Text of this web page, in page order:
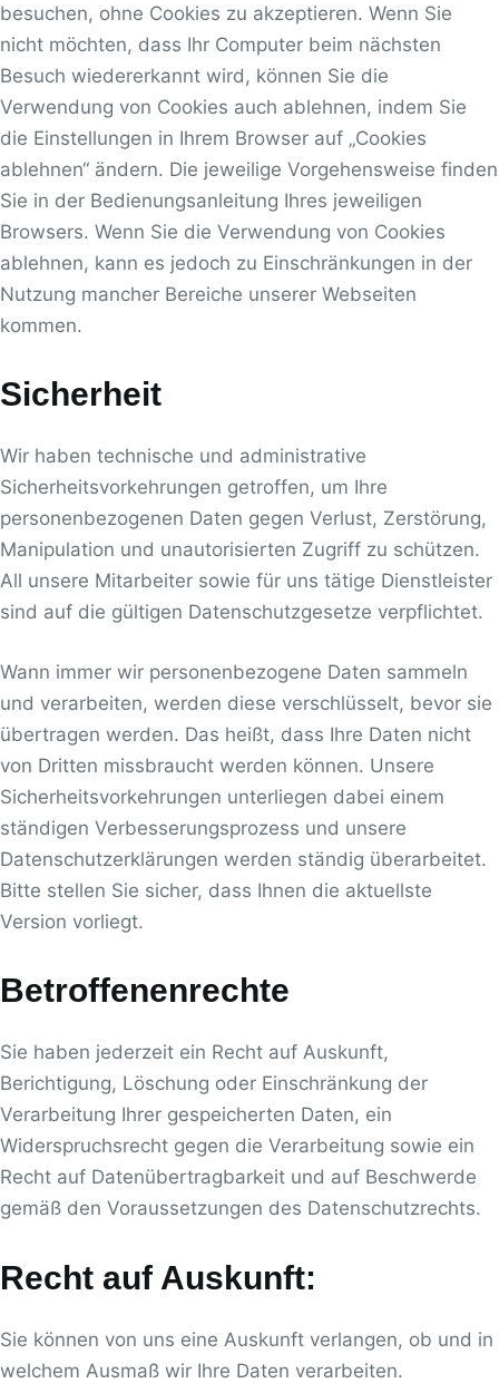
besuchen, ohne Cookies zu akzeptieren. Wenn Sie
nicht möchten, dass Ihr Computer beim nächsten
Besuch wiedererkannt wird, können Sie die
Verwendung von Cookies auch ablehnen, indem Sie
die Einstellungen in Ihrem Browser auf „Cookies
ablehnen“ ändern. Die jeweilige Vorgehensweise finden
Sie in der Bedienungsanleitung Ihres jeweiligen
Browsers. Wenn Sie die Verwendung von Cookies
ablehnen, kann es jedoch zu Einschränkungen in der
Nutzung mancher Bereiche unserer Webseiten
kommen.
Sicherheit
Wir haben technische und administrative
Sicherheitsvorkehrungen getroffen, um Ihre
personenbezogenen Daten gegen Verlust, Zerstörung,
Manipulation und unautorisierten Zugriff zu schützen.
All unsere Mitarbeiter sowie für uns tätige Dienstleister
sind auf die gültigen Datenschutzgesetze verpflichtet.
Wann immer wir personenbezogene Daten sammeln
und verarbeiten, werden diese verschlüsselt, bevor sie
übertragen werden. Das heißt, dass Ihre Daten nicht
von Dritten missbraucht werden können. Unsere
Sicherheitsvorkehrungen unterliegen dabei einem
ständigen Verbesserungsprozess und unsere
Datenschutzerklärungen werden ständig überarbeitet.
Bitte stellen Sie sicher, dass Ihnen die aktuellste
Version vorliegt.
Betroffenenrechte
Sie haben jederzeit ein Recht auf Auskunft,
Berichtigung, Löschung oder Einschränkung der
Verarbeitung Ihrer gespeicherten Daten, ein
Widerspruchsrecht gegen die Verarbeitung sowie ein
Recht auf Datenübertragbarkeit und auf Beschwerde
gemäß den Voraussetzungen des Datenschutzrechts.
Recht auf Auskunft:
Sie können von uns eine Auskunft verlangen, ob und in
welchem Ausmaß wir Ihre Daten verarbeiten.